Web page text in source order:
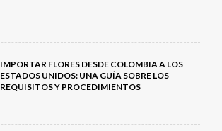
IMPORTAR FLORES DESDE COLOMBIA A LOS
ESTADOS UNIDOS: UNA GUÍA SOBRE LOS
REQUISITOS Y PROCEDIMIENTOS